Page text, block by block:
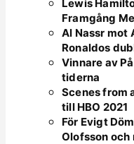
Lewis
Framgång
Al Nassr mot
Ronaldos
Vinnare av
tiderna
Scenes from
till HBO 2021
För Evigt
Olofsson